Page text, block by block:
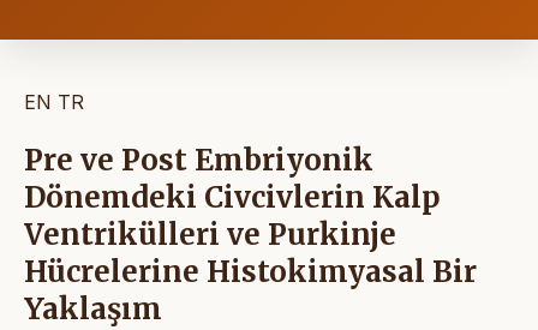
EN TR
Pre ve Post Embriyonik
Dönemdeki Civcivlerin Kalp
Ventrikülleri ve Purkinje
Hücrelerine Histokimyasal Bir
Yaklaşım